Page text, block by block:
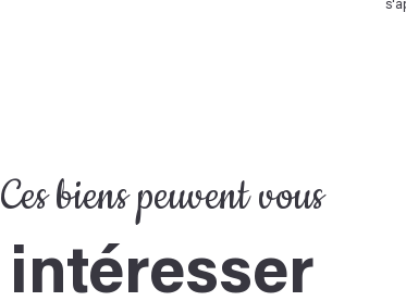
Ces biens peuvent vous
intéresser